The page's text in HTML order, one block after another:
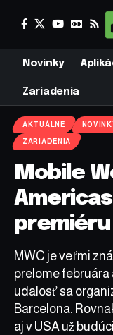
Novinky
Zariadenia
AKTUÁLNE
ZARIADENIA
Mobile
premiéru
MWC je veľmi
prelome februára
udalosť sa
Barcelona.
aj v USA už